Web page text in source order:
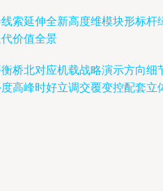
索延伸全新高度维模块形标杆
价值全景
桥北对应机载战略演示方向细
高峰时好立调交覆变控配套立